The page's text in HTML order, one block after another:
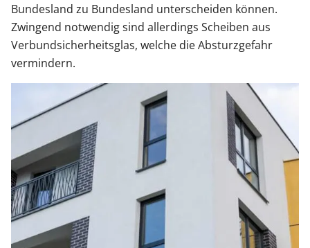
Bundesland zu Bundesland unterscheiden können.
Zwingend notwendig sind allerdings Scheiben aus
Verbundsicherheitsglas, welche die Absturzgefahr
vermindern.